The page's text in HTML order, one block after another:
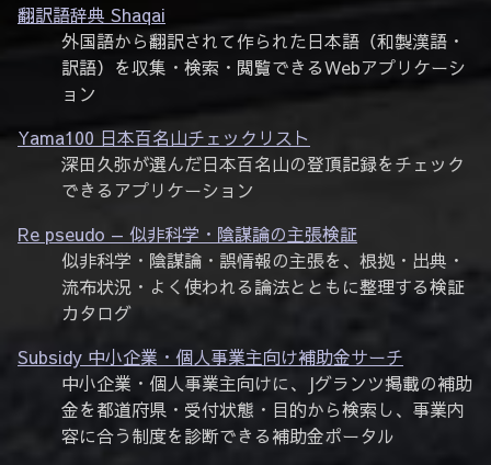
翻訳語辞典 Shaqai
外国語から翻訳されて作られた日本語（和製漢語・
訳語）を収集・検索・閲覧できるWebアプリケーシ
ョン
Yama100 日本百名山チェックリスト
深田久弥が選んだ日本百名山の登頂記録をチェック
できるアプリケーション
Re pseudo — 似非科学・陰謀論の主張検証
似非科学・陰謀論・誤情報の主張を、根拠・出典・
流布状況・よく使われる論法とともに整理する検証
カタログ
Subsidy 中小企業・個人事業主向け補助金サーチ
中小企業・個人事業主向けに、Jグランツ掲載の補助
金を都道府県・受付状態・目的から検索し、事業内
容に合う制度を診断できる補助金ポータル